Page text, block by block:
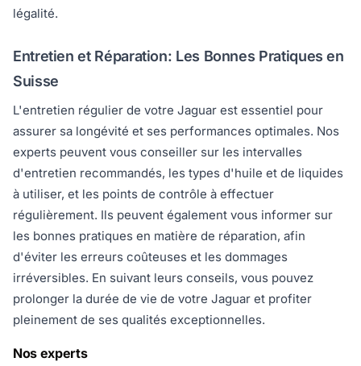
légalité.
Entretien et Réparation: Les Bonnes Pratiques en
Suisse
L'entretien régulier de votre Jaguar est essentiel pour
assurer sa longévité et ses performances optimales. Nos
experts peuvent vous conseiller sur les intervalles
d'entretien recommandés, les types d'huile et de liquides
à utiliser, et les points de contrôle à effectuer
régulièrement. Ils peuvent également vous informer sur
les bonnes pratiques en matière de réparation, afin
d'éviter les erreurs coûteuses et les dommages
irréversibles. En suivant leurs conseils, vous pouvez
prolonger la durée de vie de votre Jaguar et profiter
pleinement de ses qualités exceptionnelles.
Nos experts